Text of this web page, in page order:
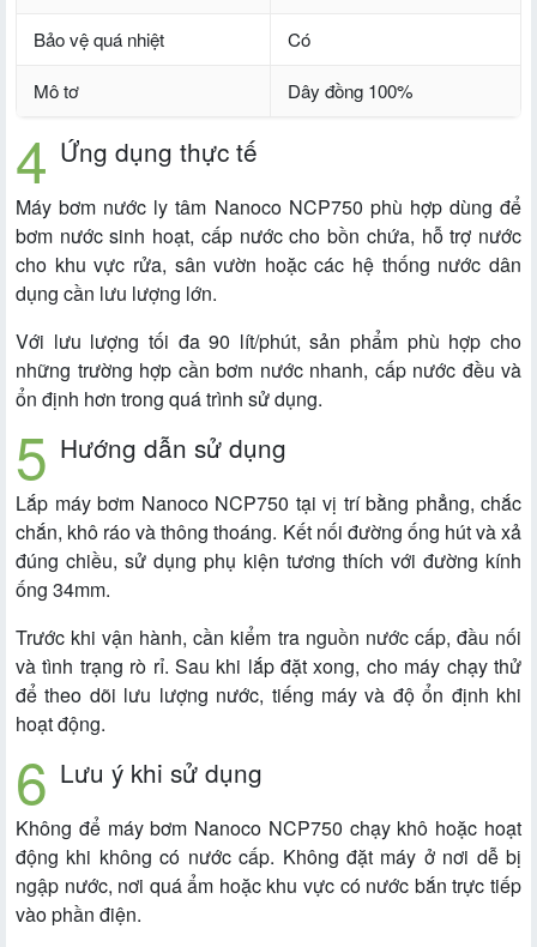
Bảo vệ quá nhiệt Có
Mô tơ Dây đồng 100%
Ứng dụng thực tế
Máy bơm nước ly tâm Nanoco NCP750 phù hợp dùng để
bơm nước sinh hoạt, cấp nước cho bồn chứa, hỗ trợ nước
cho khu vực rửa, sân vườn hoặc các hệ thống nước dân
dụng cần lưu lượng lớn.
Với lưu lượng tối đa 90 lít/phút, sản phẩm phù hợp cho
những trường hợp cần bơm nước nhanh, cấp nước đều và
ổn định hơn trong quá trình sử dụng.
Hướng dẫn sử dụng
Lắp máy bơm Nanoco NCP750 tại vị trí bằng phẳng, chắc
chắn, khô ráo và thông thoáng. Kết nối đường ống hút và xả
đúng chiều, sử dụng phụ kiện tương thích với đường kính
ống 34mm.
Trước khi vận hành, cần kiểm tra nguồn nước cấp, đầu nối
và tình trạng rò rỉ. Sau khi lắp đặt xong, cho máy chạy thử
để theo dõi lưu lượng nước, tiếng máy và độ ổn định khi
hoạt động.
Lưu ý khi sử dụng
Không để máy bơm Nanoco NCP750 chạy khô hoặc hoạt
động khi không có nước cấp. Không đặt máy ở nơi dễ bị
ngập nước, nơi quá ẩm hoặc khu vực có nước bắn trực tiếp
vào phần điện.